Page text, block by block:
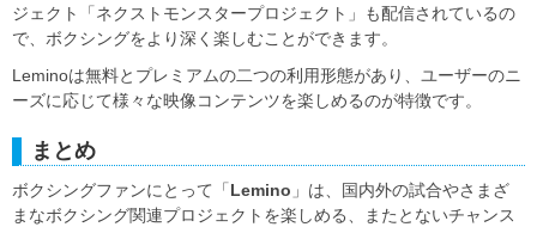
ジェクト「ネクストモンスタープロジェクト」も配信されているの
で、ボクシングをより深く楽しむことができます。
Leminoは無料とプレミアムの二つの利用形態があり、ユーザーのニ
ーズに応じて様々な映像コンテンツを楽しめるのが特徴です。
まとめ
ボクシングファンにとって「Lemino 」は、国内外の試合やさまざ
まなボクシング関連プロジェクトを楽しめる、またとないチャンス